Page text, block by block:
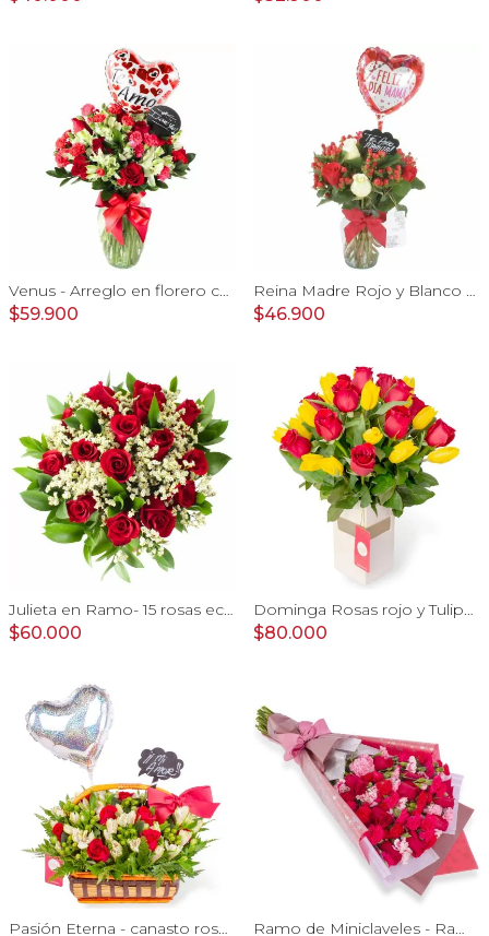
Venus - Arreglo en florero con Rosas, Astromelias y Claveles
$59.900
Reina Madre Rojo y Blanco - Florero con 9 rosas e hypericum, globo y pizarra
$46.900
Julieta en Ramo- 15 rosas ecuatorianas rojo y limonium
$60.000
Dominga Rosas rojo y Tulipanes amarillo - Arreglo floral
$80.000
Pasión Eterna - canasto rosas rojo astromeia globo corazon Ramo de Miniclaveles - Ramo de flores extendido con miniclaveles y rosas rojas